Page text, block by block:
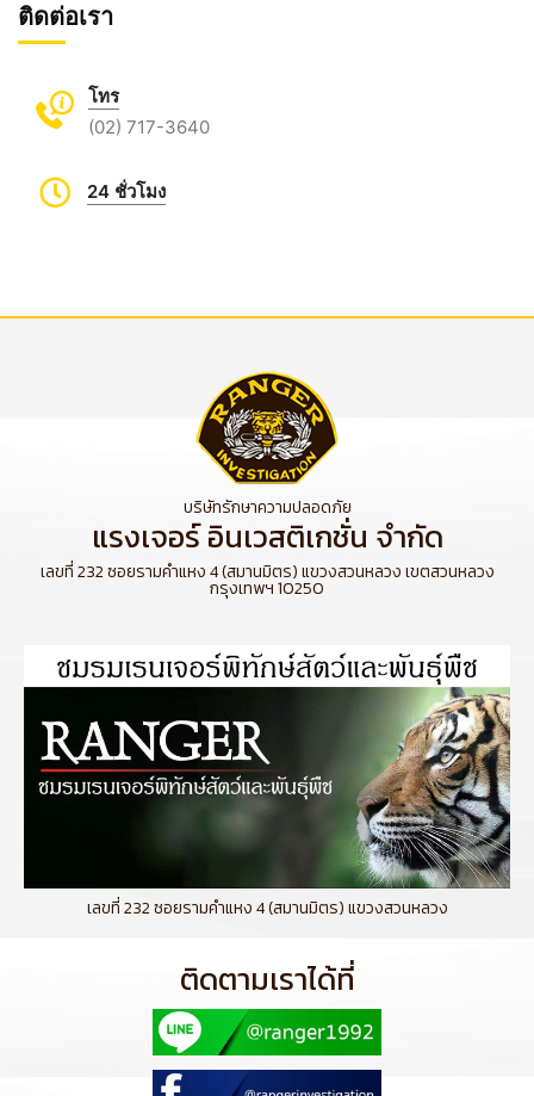
ติดต่อเรา
โทร
(02) 717-3640
24 ชั่วโมง
บริษัทรักษาความปลอดภัย
แรงเจอร์ อินเวสติเกชั่น จำกัด
เลขที่ 232 ซอยรามคำแหง 4 (สมานมิตร) แขวงสวนหลวง เขตสวนหลวง
กรุงเทพฯ 10250
เลขที่ 232 ซอยรามคำแหง 4 (สมานมิตร) แขวงสวนหลวง
ติดตามเราได้ที่